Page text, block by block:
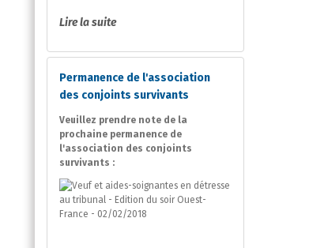
Lire la suite
Permanence de l'association
des conjoints survivants
Veuillez prendre note de la
prochaine permanence de
l'association des conjoints
survivants :